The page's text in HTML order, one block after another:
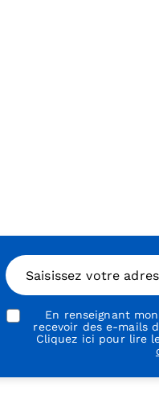
Saisissez votre
En renseignant
recevoir des e-mails
Cliquez ici pour lire